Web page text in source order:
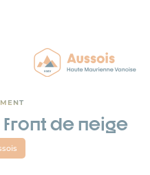
front de neige